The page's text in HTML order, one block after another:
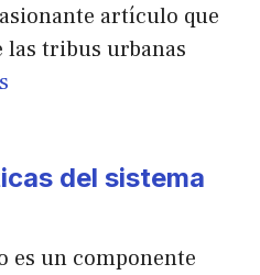
artículo que
las tribus urbanas
del sistema
es un componente